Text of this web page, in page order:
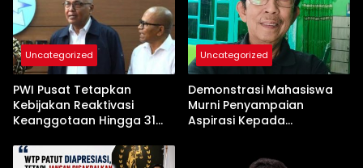
Uncategorized
PWI Pusat Tetapkan
Kebijakan Reaktivasi
Keanggotaan Hingga 31
Uncategorized
Demonstrasi Mahasiswa
Murni Penyampaian
Aspirasi Kepada